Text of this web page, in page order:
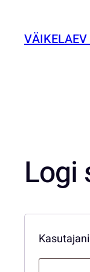
juurdeVÄIKELAEV
Logi